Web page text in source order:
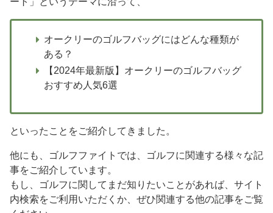
オークリーのゴルフバッグにはどんな種類が
ある？
【2024年最新版】オークリーのゴルフバッグ
おすすめ人気6選
といったことをご紹介してきました。
他にも、ゴルフファイトでは、ゴルフに関連する様々な記
事をご紹介しています。
もし、ゴルフに関してまだ知りたいことがあれば、サイト
内検索をご利用いただくか、ぜひ関連する他の記事をご覧